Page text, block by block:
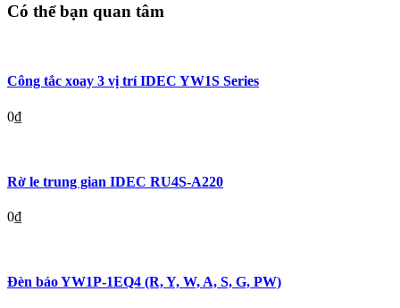
Có thể bạn quan tâm
Công tắc xoay 3 vị trí IDEC YW1S Series
0₫
Rờ le trung gian IDEC RU4S-A220
0₫
Đèn báo YW1P-1EQ4 (R, Y, W, A, S, G, PW)